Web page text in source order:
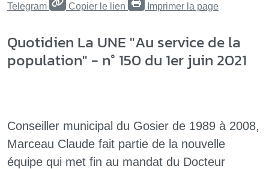
Telegram Copier le lien Imprimer la page
Quotidien La UNE "Au service de la
population" - n° 150 du 1er juin 2021
Conseiller municipal du Gosier de 1989 à 2008,
Marceau Claude fait partie de la nouvelle
équipe qui met fin au mandat du Docteur